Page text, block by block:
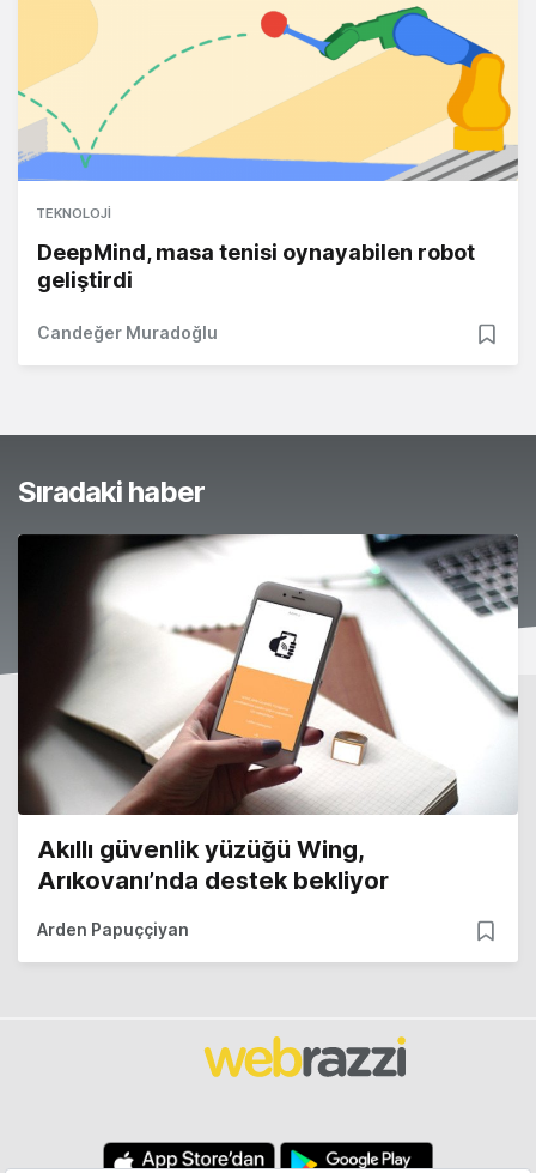
TEKNOLOJI
DeepMind, masa tenisi oynayabilen robot
geliştirdi
Candeğer Muradoğlu
Sıradaki haber
Akıllı güvenlik yüzüğü Wing,
Arıkovanı’nda destek bekliyor
Arden Papuççiyan